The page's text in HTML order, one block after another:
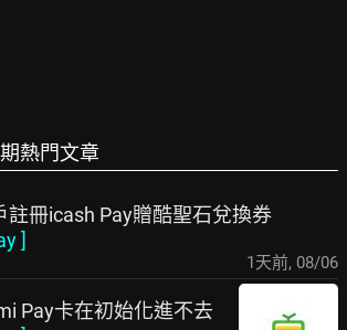
熱門文章
註冊icash Pay贈酷聖石兌換券
]
1天前, 08/06
Pay卡在初始化進不去